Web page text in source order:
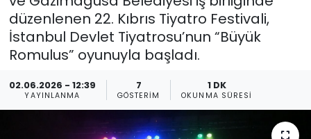
düzenlenen 22. Kıbrıs Tiyatro Festivali,
İstanbul Devlet Tiyatrosu’nun “Büyük
Romulus” oyunuyla başladı.
02.06.2026 - 12:39
YAYINLANMA
7
GÖSTERIM
1 DK
OKUNMA SÜRESI
Gündem
KKTC YEREL SEÇİM 2018